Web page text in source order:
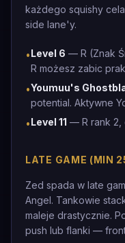
każdego squishy
side lane'y.
•Level 6 — R (Znak
R możesz zabic
•Youmuu's
potential. Aktywne
•Level 11 — R rank 2,
LATE GAME (MIN
Zed spada w late
Angel. Tankowie
maleje drastycznie.
push lub flanki —